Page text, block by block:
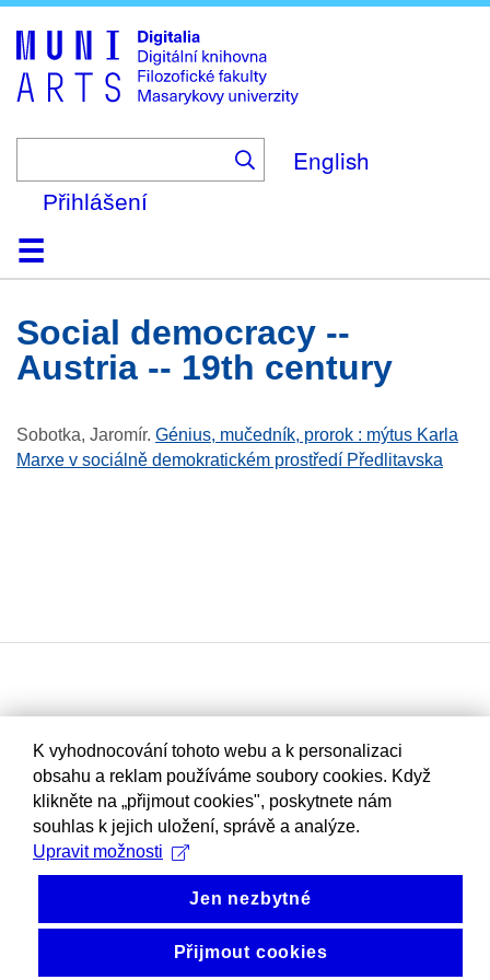
to
main
content
English
Přihlášení
DomůKolekce
Prohlížení
Vyhledávání
O platformě
Nápověda
KontaktDigitalia
social democracy --
Austria -- 19th century
Sobotka, Jaromír. Génius, mučedník, prorok : mýtus Karla
Marxe v sociálně demokratickém prostředí Předlitavska
K vyhodnocování tohoto webu a k personalizaci
obsahu a reklam používáme soubory cookies. Když
klikněte na „přijmout cookies", poskytnete nám
souhlas k jejich uložení, správě a analýze.
Upravit možnosti
Jen nezbytné
Přijmout cookies